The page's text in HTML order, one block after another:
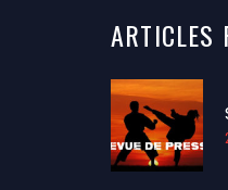
ARTICLES